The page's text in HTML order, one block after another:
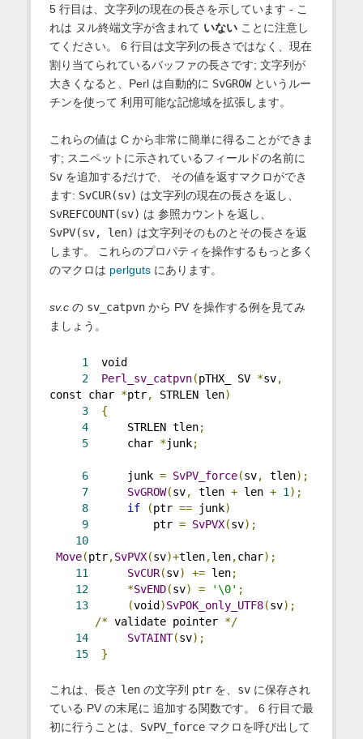
5 行目は、文字列の現在の長さを示しています - こ
れは ヌル終端文字が含まれて いないことに注意し
てください。 6 行目は文字列の長さではなく、現在
割り当てられているバッファの長さです; 文字列が
大きくなると、Perl は自動的に SvGROWというルー
チンを使って 利用可能な記憶域を拡張します。
これらの値は C から非常に簡単に得ることができま
す; スニペットに示されているフィールドの名前に
Svを追加するだけで、 その値を返すマクロができ
ます: SvCUR(sv) は文字列の現在の長さを返し、
SvREFCOUNT(sv) は 参照カウントを返し、
SvPV(sv, len) は文字列そのものとその長さを返
します。 これらのプロパティを操作するもっと多く
のマクロは perlgutsにあります。
sv.cの sv_catpvnから PV を操作する例を見てみ
ましょう。
1
void
2
Perl_sv_catpvn(pTHX_ SV *sv,
const char *ptr, STRLEN len)
3
{
4 STRLEN tlen;
5 char *junk;
6 junk = SvPV_force(sv, tlen);
7
SvGROW(sv, tlen + len + 1 );
8
if (ptr == junk)
9 ptr = SvPVX(sv);
10
Move(ptr,SvPVX(sv)+tlen,len,char);
11
SvCUR(sv) += len;
12
*SvEND(sv) = '\0' ;
13
(void )SvPOK_only_UTF8(sv);
/* validate pointer */
14
SvTAINT(sv);
15
}
これは、長さ lenの文字列 ptrを、 svに保存され
ている PV の末尾に 追加する関数です。 6 行目で最
初に行うことは、 SvPV_forceマクロを呼び出して